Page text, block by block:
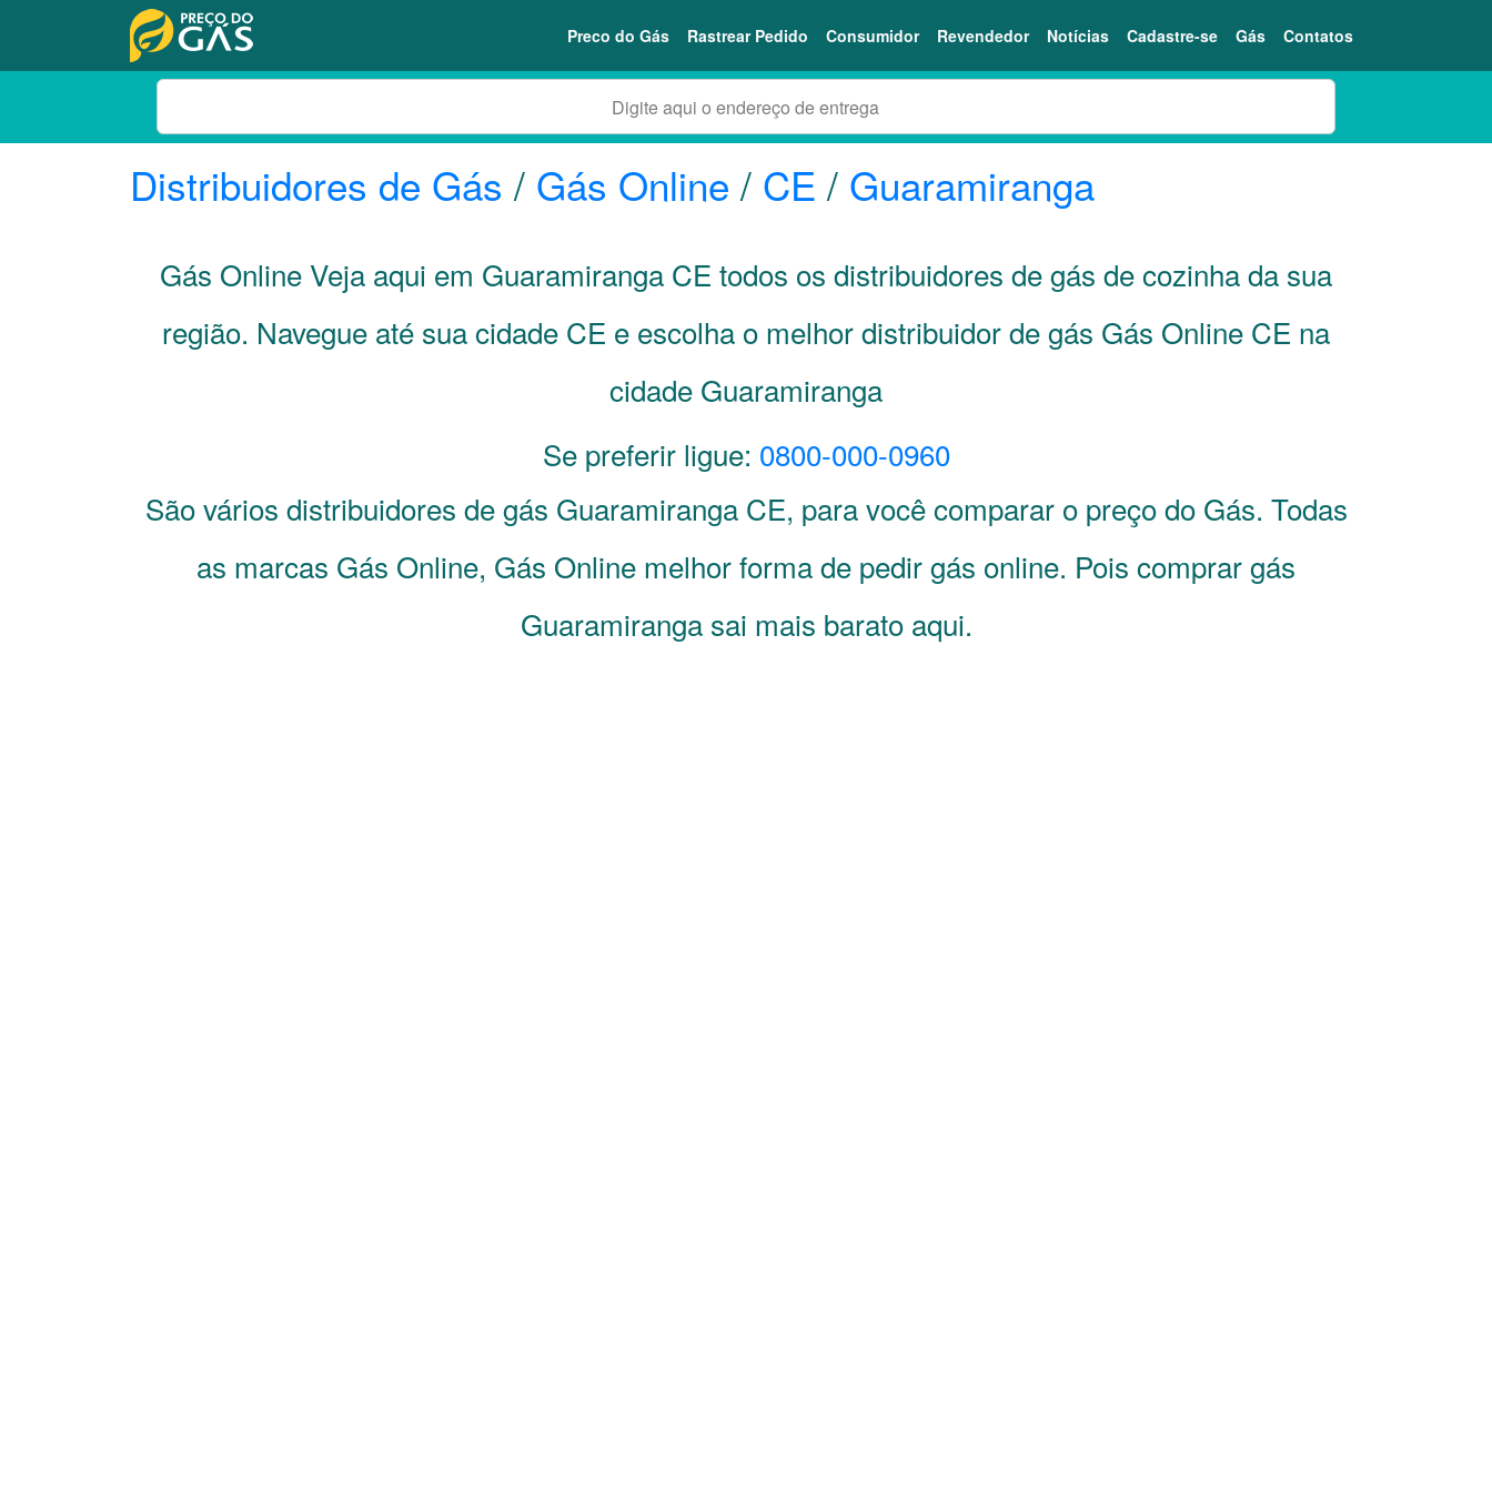
Preco do Gás Rastrear Pedido Consumidor Revendedor Notícias Cadastre-se Gás Contatos
Distribuidores de Gás/ Gás Online / CE / Guaramiranga
Gás Online Veja aqui em Guaramiranga CE todos os distribuidores de gás de cozinha da sua
região. Navegue até sua cidade CE e escolha o melhor distribuidor de gás Gás Online CE na
cidade Guaramiranga
Se preferir ligue: 0800-000-0960
São vários distribuidores de gás Guaramiranga CE, para você comparar o preço do Gás. Todas
as marcas Gás Online, Gás Online melhor forma de pedir gás online. Pois comprar gás
Guaramiranga sai mais barato aqui.